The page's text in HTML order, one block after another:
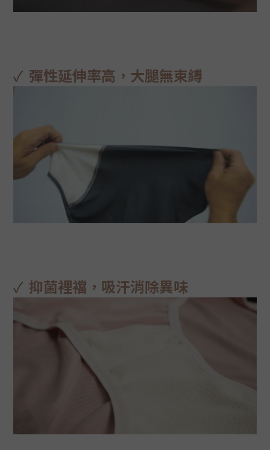
✓ 彈性延伸率高，大腿無束縛
✓ 抑菌裡襠，吸汗消除異味